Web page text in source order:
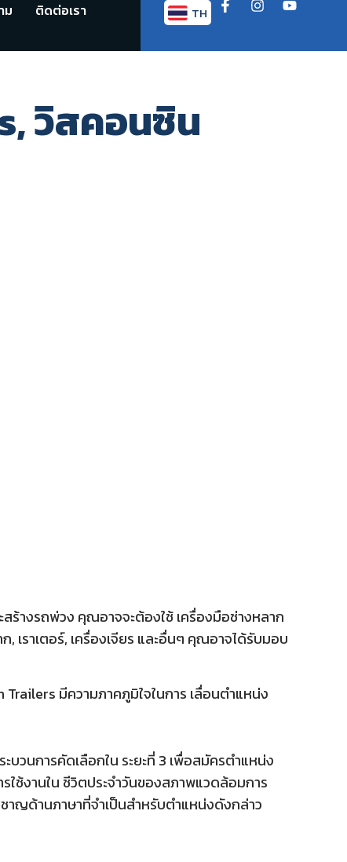
ม ติดต่อเรา TH
EN
วิสคอนซิน
างรถพ่วง คุณอาจจะต้องใช้ เครื่องมือช่างหลาก
เราเตอร์, เครื่องเจียร และอื่นๆ คุณอาจได้รับมอบ
มีความภาคภูมิใจในการ เลื่อนตำแหน่ง
วนการคัดเลือกใน ระยะที่ 3 เพื่อสมัครตำแหน่ง
ใช้งานใน ชีวิตประจำวันของสภาพแวดล้อมการ
ชาญด้านภาษาที่จำเป็นสำหรับตำแหน่งดังกล่าว